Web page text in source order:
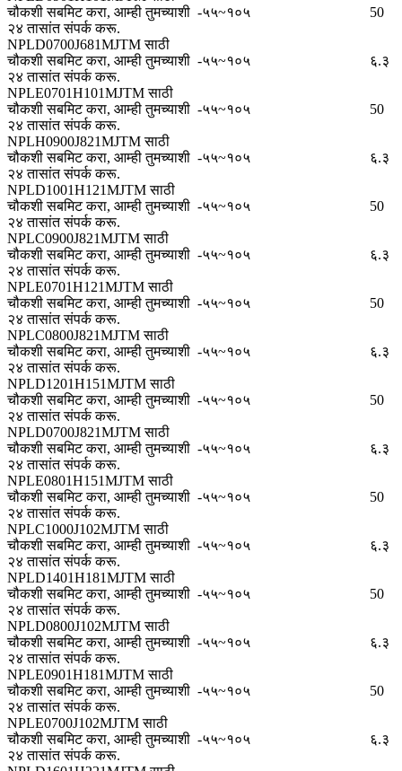
चौकशी सबमिट करा, आम्ही तुमच्याशी
२४ तासांत संपर्क करू.
-५५~१०५ 50
NPLD0700J681MJTM साठी
चौकशी सबमिट करा, आम्ही तुमच्याशी
२४ तासांत संपर्क करू.
-५५~१०५ ६.३
NPLE0701H101MJTM साठी
चौकशी सबमिट करा, आम्ही तुमच्याशी
२४ तासांत संपर्क करू.
-५५~१०५ 50
NPLH0900J821MJTM साठी
चौकशी सबमिट करा, आम्ही तुमच्याशी
२४ तासांत संपर्क करू.
-५५~१०५ ६.३
NPLD1001H121MJTM साठी
चौकशी सबमिट करा, आम्ही तुमच्याशी
२४ तासांत संपर्क करू.
-५५~१०५ 50
NPLC0900J821MJTM साठी
चौकशी सबमिट करा, आम्ही तुमच्याशी
२४ तासांत संपर्क करू.
-५५~१०५ ६.३
NPLE0701H121MJTM साठी
चौकशी सबमिट करा, आम्ही तुमच्याशी
२४ तासांत संपर्क करू.
-५५~१०५ 50
NPLC0800J821MJTM साठी
चौकशी सबमिट करा, आम्ही तुमच्याशी
२४ तासांत संपर्क करू.
-५५~१०५ ६.३
NPLD1201H151MJTM साठी
चौकशी सबमिट करा, आम्ही तुमच्याशी
२४ तासांत संपर्क करू.
-५५~१०५ 50
NPLD0700J821MJTM साठी
चौकशी सबमिट करा, आम्ही तुमच्याशी
२४ तासांत संपर्क करू.
-५५~१०५ ६.३
NPLE0801H151MJTM साठी
चौकशी सबमिट करा, आम्ही तुमच्याशी
२४ तासांत संपर्क करू.
-५५~१०५ 50
NPLC1000J102MJTM साठी
चौकशी सबमिट करा, आम्ही तुमच्याशी
२४ तासांत संपर्क करू.
-५५~१०५ ६.३
NPLD1401H181MJTM साठी
चौकशी सबमिट करा, आम्ही तुमच्याशी
२४ तासांत संपर्क करू.
-५५~१०५ 50
NPLD0800J102MJTM साठी
चौकशी सबमिट करा, आम्ही तुमच्याशी
२४ तासांत संपर्क करू.
-५५~१०५ ६.३
NPLE0901H181MJTM साठी
चौकशी सबमिट करा, आम्ही तुमच्याशी
२४ तासांत संपर्क करू.
-५५~१०५ 50
NPLE0700J102MJTM साठी
चौकशी सबमिट करा, आम्ही तुमच्याशी
२४ तासांत संपर्क करू.
-५५~१०५ ६.३